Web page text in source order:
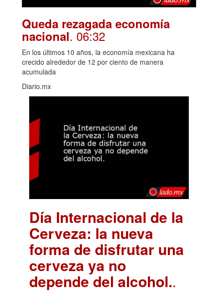
Queda rezagada economía
nacional. 06:32
En los últimos 10 años, la economía mexicana ha
crecido alrededor de 12 por ciento de manera
acumulada
Diario.mx
Día Internacional de la
Cerveza: la nueva
forma de disfrutar una
cerveza ya no
depende del alcohol..